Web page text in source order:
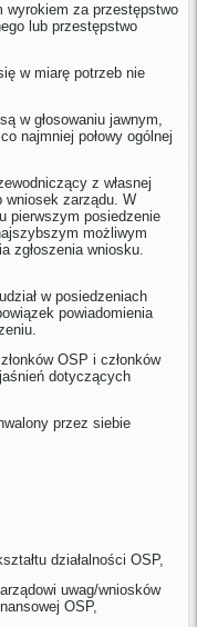
wyrokiem za przestępstwo
lub przestępstwo
w miarę potrzeb nie
w głosowaniu jawnym,
najmniej połowy ogólnej
z własnej
wniosek zarządu. W
pierwszym posiedzenie
możliwym
zgłoszenia wniosku.
w posiedzeniach
powiadomienia
OSP i członków
dotyczących
przez siebie
działalności OSP,
uwag/wniosków
OSP,